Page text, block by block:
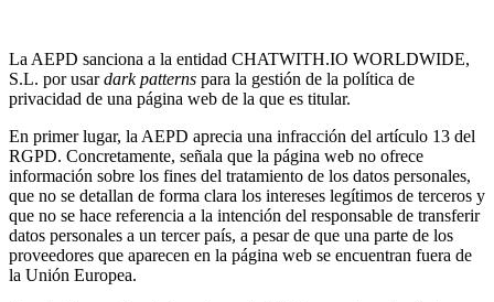
La AEPD sanciona a la entidad CHATWITH.IO WORLDWIDE,
S.L. por usardark patterns para la gestión de la política de
privacidad de una página web de la que es titular.
En primer lugar, la AEPD aprecia una infracción del artículo 13 del
RGPD. Concretamente, señala que la página web no ofrece
información sobre los fines del tratamiento de los datos personales,
que no se detallan de forma clara los intereses legítimos de terceros y
que no se hace referencia a la intención del responsable de transferir
datos personales a un tercer país, a pesar de que una parte de los
proveedores que aparecen en la página web se encuentran fuera de
la Unión Europea.